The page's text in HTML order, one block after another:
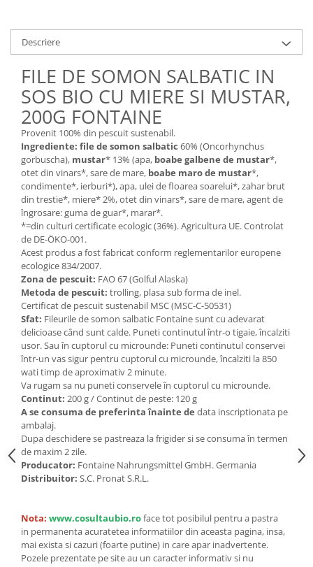
Dulciuri
Ciocolata
Dulceturi, gemuri, compoturi
Creme
Bomboane, Caramele si Jeleuri
Biscuiti si napolitane
Inghetata
Zahar si indulcitori
Batoane
Dulciuri bio
Guma de mestecat bio
Snacksuri
Seminte, fructe uscate, samburi
Mixuri, condimente si mirodenii
Mixuri
Condimente
Mirodenii
Maioneza bio
Pesto Bio
Semipreparate
Specialitati si produse asiatice
Descriere
FILE DE SOMON SALBATIC IN
SOS BIO CU MIERE SI MUSTAR,
200G FONTAINE
Provenit 100% din pescuit sustenabil.
Ingrediente: file de somon salbatic 60% (Oncorhynchus
gorbuscha), mustar* 13% (apa, boabe galbene de mustar*,
otet din vinars*, sare de mare, boabe maro de mustar*,
condimente*, ierburi*), apa, ulei de floarea soarelui*, zahar brut
din trestie*, miere* 2%, otet din vinars*, sare de mare, agent de
îngrosare: guma de guar*, marar*.
*=din culturi certificate ecologic (36%). Agricultura UE. Controlat
de DE-ÖKO-001.
Acest produs a fost fabricat conform reglementarilor europene
ecologice 834/2007.
Zona de pescuit: FAO 67 (Golful Alaska)
Metoda de pescuit: trolling, plasa sub forma de inel.
Certificat de pescuit sustenabil MSC (MSC-C-50531)
Sfat: Fileurile de somon salbatic Fontaine sunt cu adevarat
delicioase când sunt calde. Puneti continutul într-o tigaie, încalziti
usor. Sau în cuptorul cu microunde: Puneti continutul conservei
într-un vas sigur pentru cuptorul cu microunde, încalziti la 850
wati timp de aproximativ 2 minute.
Va rugam sa nu puneti conservele în cuptorul cu microunde.
Continut: 200 g / Continut de peste: 120 g
A se consuma de preferinta înainte de data inscriptionata pe
ambalaj.
Dupa deschidere se pastreaza la frigider si se consuma în termen
de maxim 2 zile.
Producator: Fontaine Nahrungsmittel GmbH. Germania
Distribuitor: S.C. Pronat S.R.L.
Nota: www.cosultaubio.roface tot posibilul pentru a pastra
in permanenta acuratetea informatiilor din aceasta pagina, insa,
mai exista si cazuri (foarte putine) in care apar inadvertente.
Pozele prezentate pe site au un caracter informativ si nu